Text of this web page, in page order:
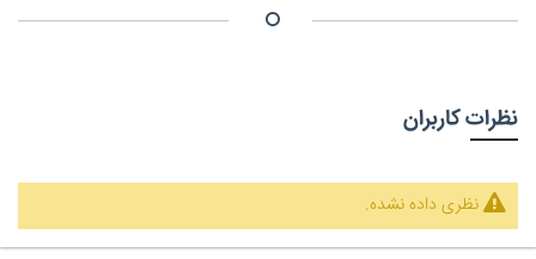
نظرات کاربران
نظری داده نشده.